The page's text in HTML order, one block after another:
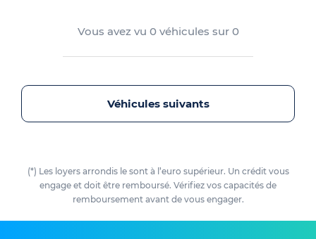
occasion à rennes parmi notre sélection de véhicules
révisés et garantis et à venir essayer sur notre parc
Vous avez vu 0 véhicules sur 0
Véhicules suivants
(*) Les loyers arrondis le sont à l’euro supérieur. Un crédit vous
engage et doit être remboursé. Vérifiez vos capacités de
remboursement avant de vous engager.